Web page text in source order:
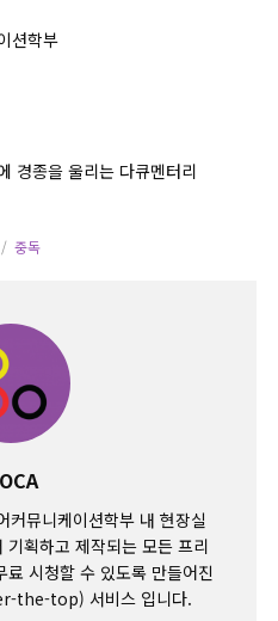
션학부
경종을 울리는 다큐멘터리
중독
커뮤니케이션학부 내 현장실
획하고 제작되는 모든 프리
시청할 수 있도록 만들어진
the-top) 서비스 입니다.